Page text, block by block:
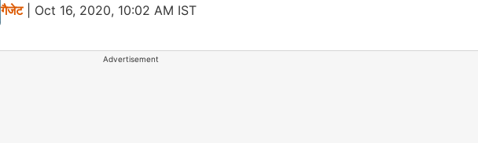
गैजेट| Oct 16, 2020, 10:02 AM IST
Advertisement